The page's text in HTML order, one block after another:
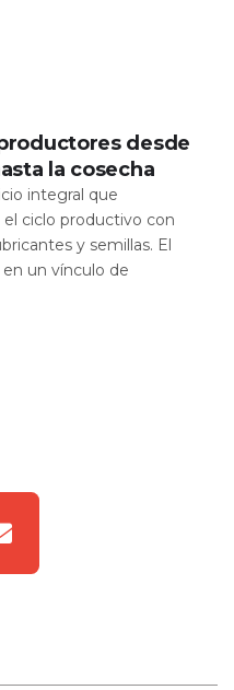
desde
la cosecha
integral que
ciclo productivo con
y semillas. El
un vínculo de